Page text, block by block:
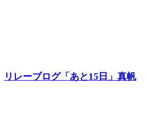
リレーブログ「あと15日」真帆